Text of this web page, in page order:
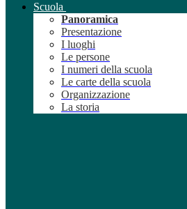
Scuola
Panoramica
Presentazione
I luoghi
Le persone
I numeri della scuola
Le carte della scuola
Organizzazione
La storia